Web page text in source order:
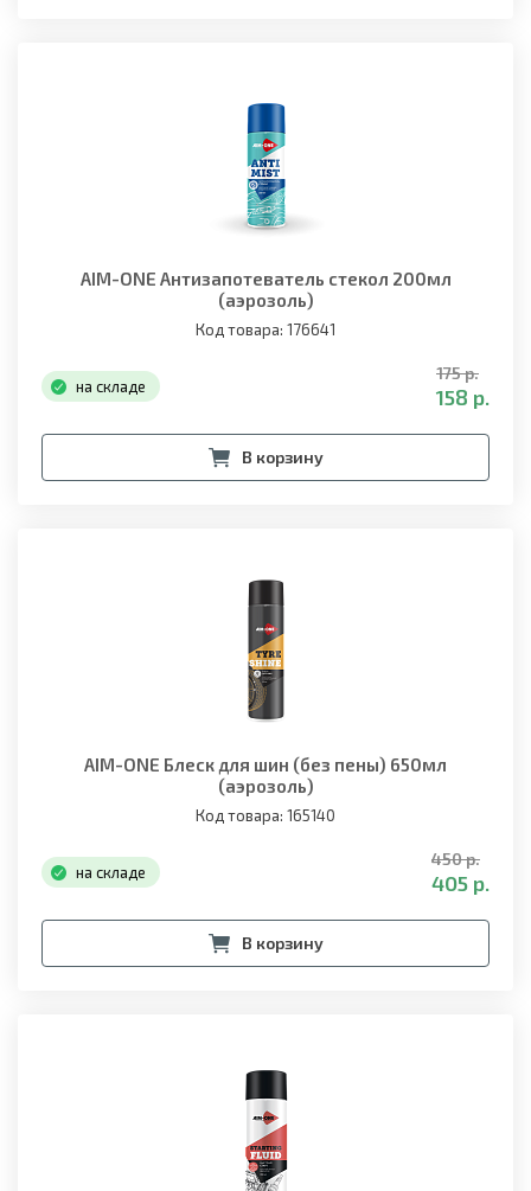
AIM-ONE Антизапотеватель стекол 200мл
(аэрозоль)
Код товара: 176641
на складе
175 р.
158 р.
В корзину
AIM-ONE Блеск для шин (без пены) 650мл
(аэрозоль)
Код товара: 165140
на складе
450 р.
405 р.
В корзину